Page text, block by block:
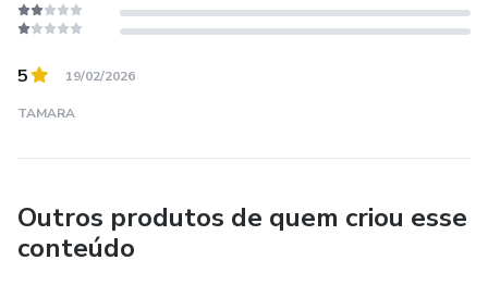
5 19/02/2026
TAMARA
Outros produtos de quem criou esse
conteúdo